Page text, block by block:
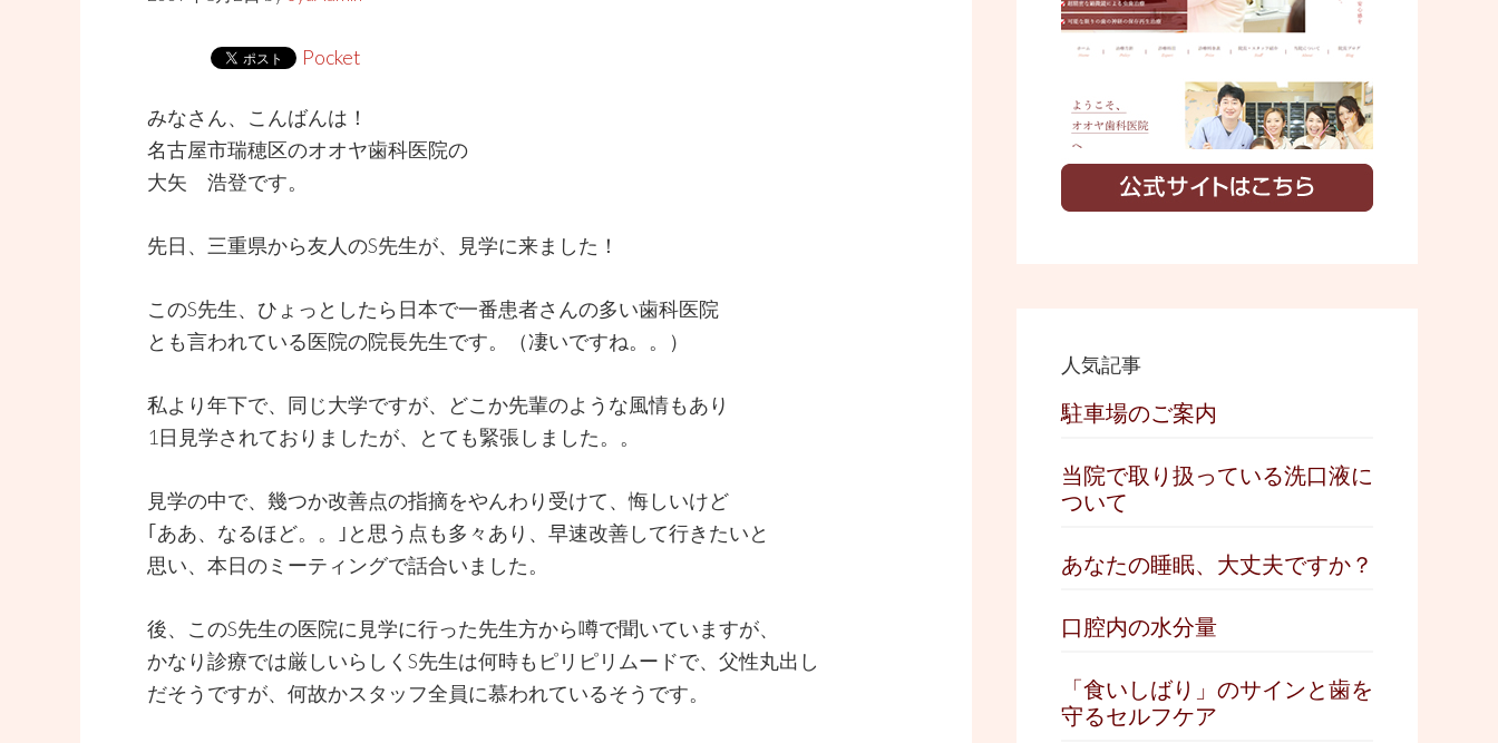
i
t
Pocket
みなさん、こんばんは！
名古屋市瑞穂区のオオヤ歯科医院の
大矢 浩登です。
先日、三重県から友人のS先生が、見学に来ました！
このS先生、ひょっとしたら日本で一番患者さんの多い歯科医院
とも言われている医院の院長先生です。（凄いですね。。）
私より年下で、同じ大学ですが、どこか先輩のような風情もあり
1日見学されておりましたが、とても緊張しました。。
見学の中で、幾つか改善点の指摘をやんわり受けて、悔しいけど
｢ああ、なるほど。。｣と思う点も多々あり、早速改善して行きたいと
思い、本日のミーティングで話合いました。
後、このS先生の医院に見学に行った先生方から噂で聞いていますが、
かなり診療では厳しいらしくS先生は何時もピリピリムードで、父性丸出し
だそうですが、何故かスタッフ全員に慕われているそうです。
人気記事
駐車場のご案内
当院で取り扱っている洗口液に
ついて
あなたの睡眠、大丈夫ですか？
口腔内の水分量
「食いしばり」のサインと歯を
守るセルフケア